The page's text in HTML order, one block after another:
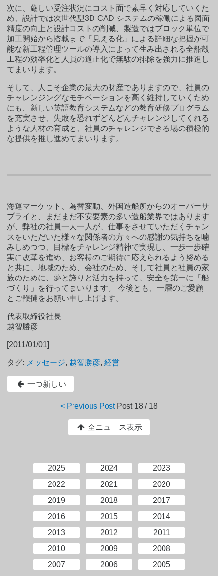
次に、厳しい受注状況にコスト面で素早く対応していくた
め、設計では次世代型3D-CAD システムの稼働による図面
精度の向上と設計コストの削減、製造ではブロック単位で
加工開始から搭載まで「見える化」による詳細な把握が可
能な新工程管理ツールの導入によって生み出される全船殻
工程の効率化と人員の適正化で無駄の排除を強力に推進し
てまいります。
そして、人こそ企業の最大の財産でありますので、社員の
チャレンジングなモチベーションを高く維持していくため
にも、新しい英語教育システムなどの教育研修プログラム
を充実させ、失敗を恐れずどんどんチャレンジしてくれる
ような人材の育成と、社員のチャレンジできる場の積極的
な提供を推し進めてまいります。
海運マーケット、為替変動、外国造船所からのオーバーサ
プライと、まだまだ不安要素の多い造船業界ではあります
が、弊社の社員一人一人が、仕事をさせていただくチャン
スをいただいた様々な関係者の方々への感謝の気持ちを噛
みしめつつ、目標をチャレンジ精神で実現し、一歩一歩確
実に改革を進め、お客様のご期待に応えられるよう努める
と共に、地域のため、会社のため、そして社員と社員の家
族のために、夢と誇りと活力を持って、安全を第一に「船
づくり」を行ってまいります。 今後とも、一層のご愛顧
とご鞭撻をお願い申し上げます。
代表取締役社長
越智勝彦
[2011/01/01]
タグ: メッセージ, 越智勝彦,経営
一つ新しい
< Previous Post Post 18 / 18
全ニュース表示
2025 2024
2023
2022
2021
2020
2019
2018
2017
2016
2015
2014
2013
2012
2011
2010
2009
2008
2007
2006
2005